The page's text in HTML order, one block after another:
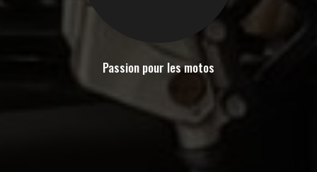
Passion pour les motos